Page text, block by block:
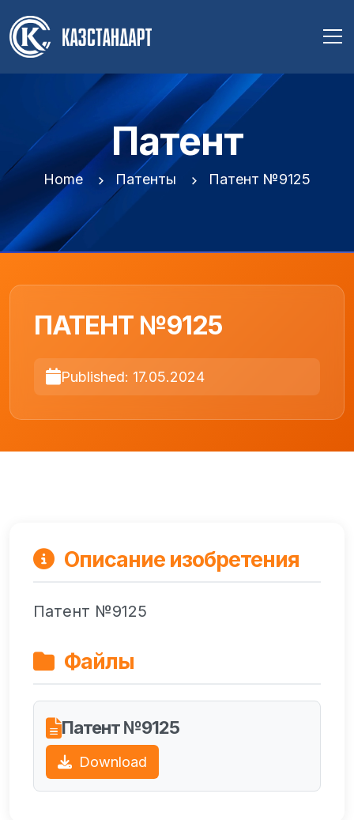
Патент
Home Патенты Патент №9125
ПАТЕНТ №9125
Published: 17.05.2024
Описание изобретения
Патент №9125
Файлы
Патент №9125
Download